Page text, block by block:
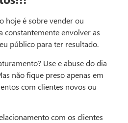
hoje é sobre vender ou
constantemente envolver as
público para ter resultado.
Use e abuse do dia
não fique preso apenas em
com clientes novos ou
com os clientes